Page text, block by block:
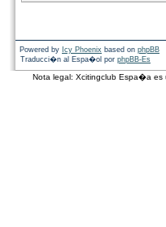
Powered by Icy Phoenix based on phpBB
Traducci�n al Espa�ol por phpBB-Es
Nota legal: Xcitingclub Espa�a es